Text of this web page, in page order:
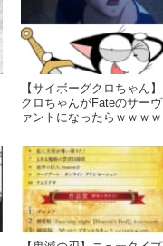
【サイボーグクロちゃん】
クロちゃんがFateのサーヴ
ァントになったらｗｗｗｗ